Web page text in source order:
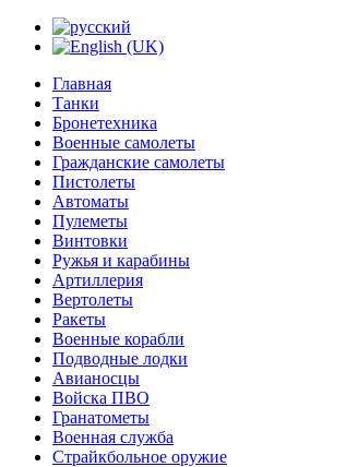
Главная
Танки
Бронетехника
Военные самолеты
Гражданские самолеты
Пистолеты
Автоматы
Пулеметы
Винтовки
Ружья и карабины
Артиллерия
Вертолеты
Ракеты
Военные корабли
Подводные лодки
Авианосцы
Войска ПВО
Гранатометы
Военная служба
Страйкбольное оружие